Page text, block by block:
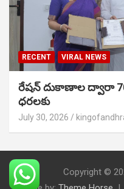
RECENT VIRAL NEWS
రేషన్ దుకాణాల ద్వారా
ధరలకు
July 30, 2026
Copyright ©